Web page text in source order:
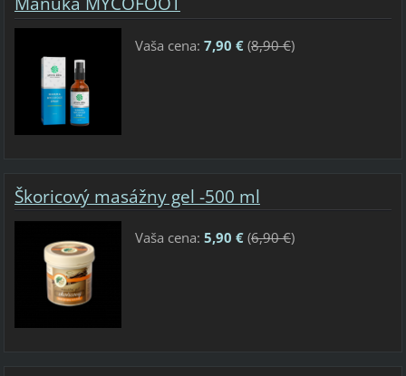
Vaša cena: 7,90 €(8,90 €)
Škoricový masážny gel -500 ml
Vaša cena: 5,90 €(6,90 €)